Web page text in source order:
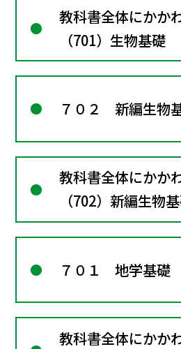
教科書全体にかか
（701）生物基礎
７０２ 新編生物
教科書全体にかか
（702）新編生物
７０１ 地学基礎
教科書全体にかか